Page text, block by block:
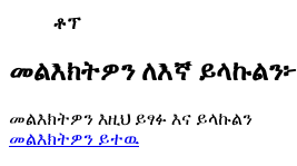
ቶፕ
መልእክትዎን ለእኛ ይላኩልን፦
መልእክትዎን እዚህ ይፃፉ እና ይላኩልን
መልእክትዎን ይተዉ